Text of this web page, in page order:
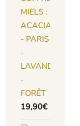
MIELS :
ACACIA
- PARIS
-
LAVANDE
-
FORÊT
19,90€